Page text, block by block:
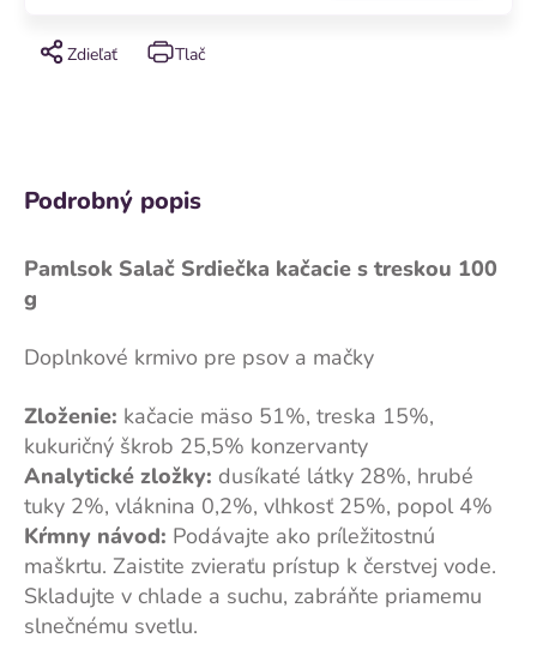
Tlač
Zdieľať
Podrobný popis
Pamlsok Salač Srdiečka kačacie s treskou 100
g
Doplnkové krmivo pre psov a mačky
Zloženie: kačacie mäso 51%, treska 15%,
kukuričný škrob 25,5% konzervanty
Analytické zložky: dusíkaté látky 28%, hrubé
tuky 2%, vláknina 0,2%, vlhkosť 25%, popol 4%
Kŕmny návod: Podávajte ako príležitostnú
maškrtu. Zaistite zvieraťu prístup k čerstvej vode.
Skladujte v chlade a suchu, zabráňte priamemu
slnečnému svetlu.